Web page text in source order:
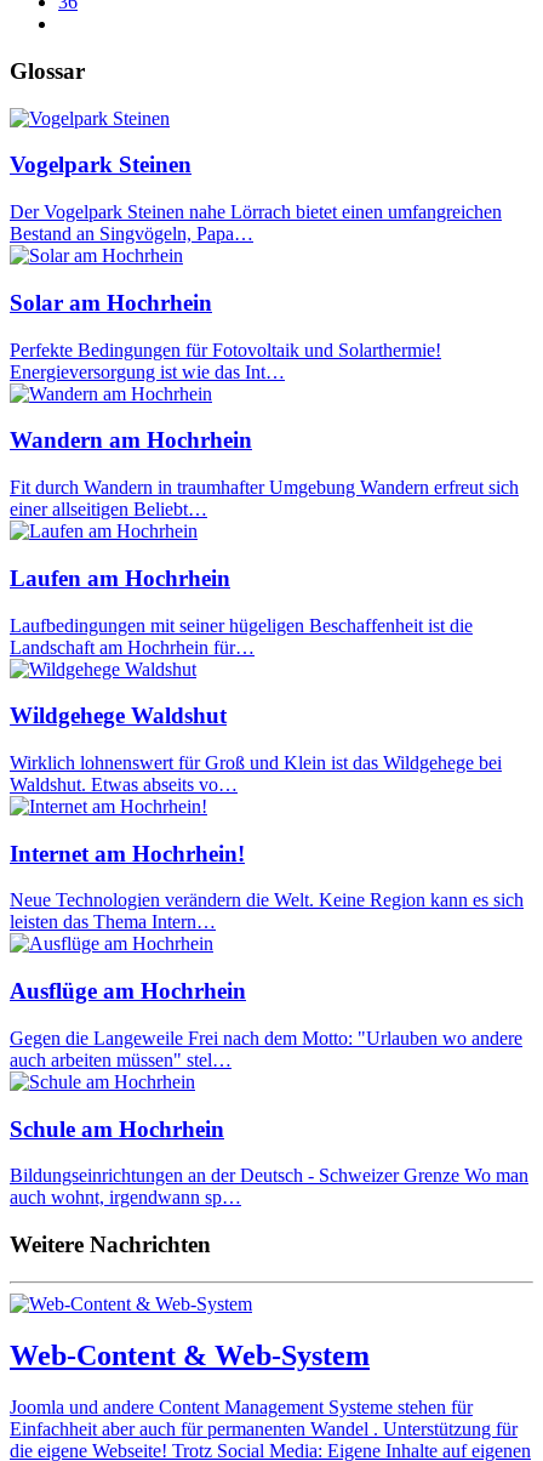
Glossar
Vogelpark Steinen
Der Vogelpark Steinen nahe Lörrach bietet einen umfangreichen
Bestand an Singvögeln, Papa…
Solar am Hochrhein
Perfekte Bedingungen für Fotovoltaik und Solarthermie!
Energieversorgung ist wie das Int…
Wandern am Hochrhein
Fit durch Wandern in traumhafter Umgebung Wandern erfreut sich
einer allseitigen Beliebt…
Laufen am Hochrhein
Laufbedingungen mit seiner hügeligen Beschaffenheit ist die
Landschaft am Hochrhein für…
Wildgehege Waldshut
Wirklich lohnenswert für Groß und Klein ist das Wildgehege bei
Waldshut. Etwas abseits vo…
Internet am Hochrhein!
Neue Technologien verändern die Welt. Keine Region kann es sich
leisten das Thema Intern…
Ausflüge am Hochrhein
Gegen die Langeweile Frei nach dem Motto: "Urlauben wo andere
auch arbeiten müssen" stel…
Schule am Hochrhein
Bildungseinrichtungen an der Deutsch - Schweizer Grenze Wo man
auch wohnt, irgendwann sp…
Weitere Nachrichten
Web-Content & Web-System
Joomla und andere Content Management Systeme stehen für
Einfachheit aber auch für permanenten Wandel . Unterstützung für
die eigene Webseite! Trotz Social Media: Eigene Inhalte auf eigenen